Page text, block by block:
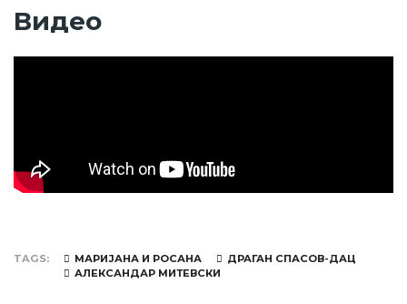
Видео
TAGS МАРИЈАНА И РОСАНА
ДРАГАН СПАСОВ-ДАЦ
АЛЕКСАНДАР МИТЕВСКИ